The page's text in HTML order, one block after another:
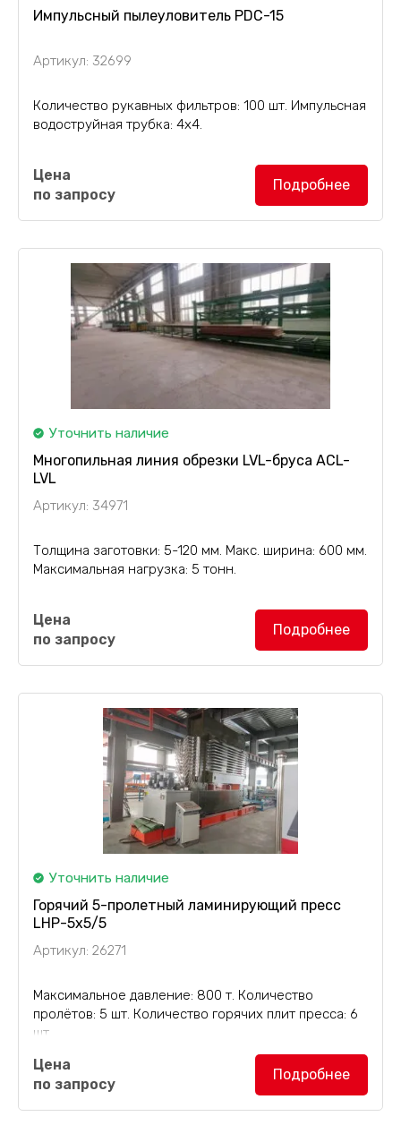
Импульсный пылеуловитель PDC-15
Артикул: 32699
Количество рукавных фильтров: 100 шт. Импульсная
водоструйная трубка: 4х4.
Импульсный пылеуловитель PDC-15, с
детектором искр, с однонаправленным
взрывозащищенным клапаном 400 мм.
Цена
по запросу
Подробнее
Уточнить наличие
Многопильная линия обрезки LVL-бруса ACL-
LVL
Артикул: 34971
Толщина заготовки: 5-120 мм. Макс. ширина: 600 мм.
Максимальная нагрузка: 5 тонн.
Многопильная линия для обрезки LVL-бруса с
автоматизацией ACL-LVL
включает в себя:
автоподачу в зону распила, рольганг,
кромкообрезные пилы, поперечную...
Цена
по запросу
Подробнее
Уточнить наличие
Горячий 5-пролетный ламинирующий пресс
LHP-5х5/5
Артикул: 26271
Максимальное давление: 800 т. Количество
пролётов: 5 шт. Количество горячих плит пресса: 6
шт.
Горячий 5-пролетный ламинирующий пресс
LHP-5х5/5максимальным давлением 800 тонн.
Пятипролетный пресс оснащается шестью плитами
Цена
по запросу
Подробнее